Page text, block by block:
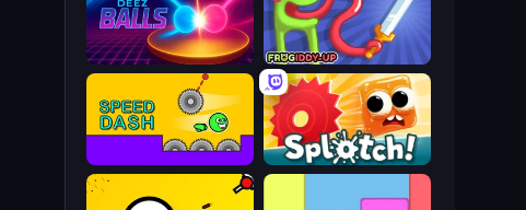
Frogiddy
Deez Balls
Splotch!
Speed Dash